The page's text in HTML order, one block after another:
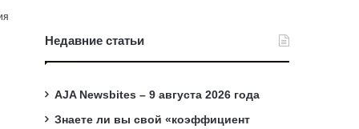
Недавние статьи
AJA Newsbites – 9 августа 2026 года
Знаете ли вы свой «коэффициент